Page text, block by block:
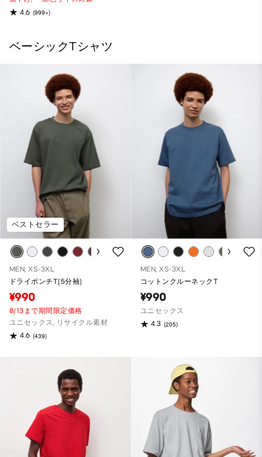
4.6 (999+)
ベーシックTシャツ
ベストセラー
MEN, XS-3XL
ドライポンチT(5分袖)
¥990
8/13まで期間限定価格
ユニセックス, リサイクル素材
4.6 (439)
MEN, XS-3XL
コットンクルーネックT
¥990
ユニセックス
4.3 (205)